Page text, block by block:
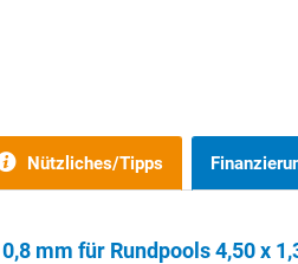
Nützliches/Tipps
mm für Rundpools 4,50 x